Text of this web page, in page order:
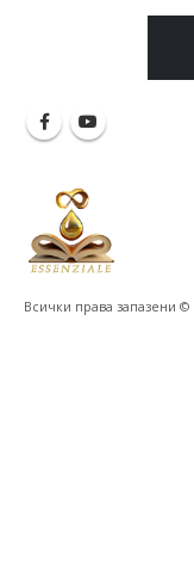
Всички права запазени ©